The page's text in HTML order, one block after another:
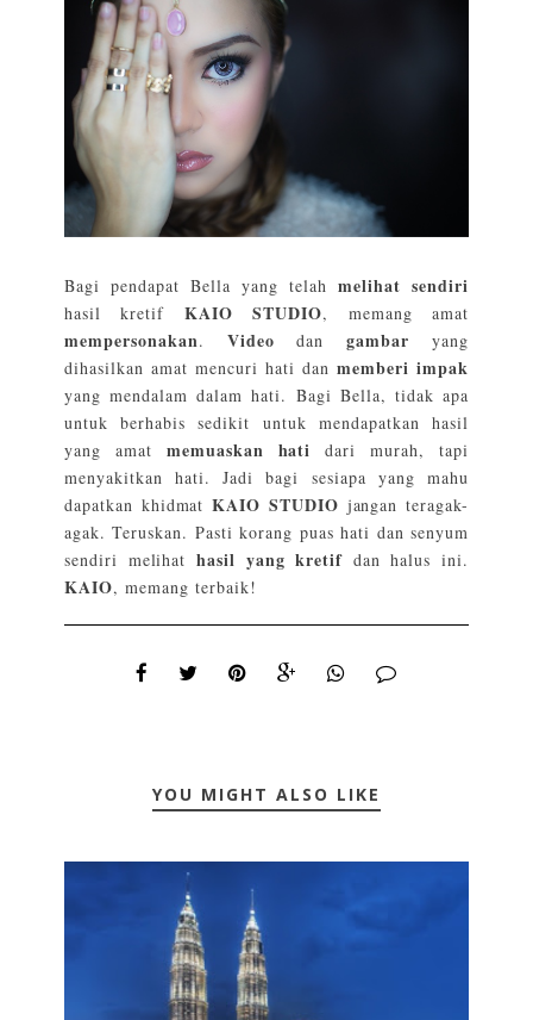
Bagi pendapat Bella yang telahmelihat sendiri
hasil kretif KAIO STUDIO, memang amat
mempersonakan. Videodangambar yang
dihasilkan amat mencuri hati danmemberi impak
yang mendalam dalam hati. Bagi Bella, tidak apa
untuk berhabis sedikit untuk mendapatkan hasil
yang amat memuaskan hatidari murah, tapi
menyakitkan hati. Jadi bagi sesiapa yang mahu
dapatkan khidmatKAIO STUDIO jangan teragak-
agak. Teruskan. Pasti korang puas hati dan senyum
sendiri melihathasil yang kretif dan halus ini.
KAIO, memang terbaik!
YOU MIGHT ALSO LIKE